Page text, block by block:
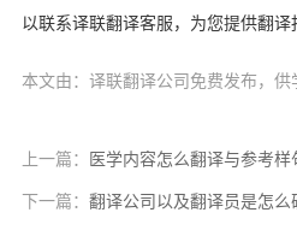
以联系译联翻译客服，为您提供翻译
本文由：译联翻译公司免费发布，供
上一篇： 医学内容怎么翻译与参考样
下一篇： 翻译公司以及翻译员是怎么